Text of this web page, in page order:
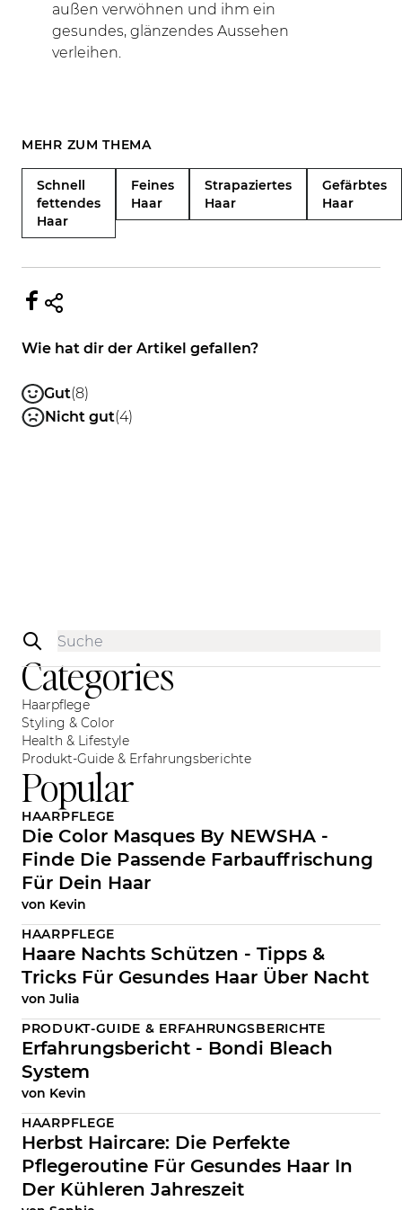
Sidebar
Categories
Haarpflege
Styling & Color
Health & Lifestyle
Produkt-Guide & Erfahrungsberichte
Popular
HAARPFLEGE
Die Color Masques By NEWSHA -
Finde Die Passende Farbauffrischung
Für Dein Haar
von Kevin
HAARPFLEGE
Haare Nachts Schützen - Tipps &
Tricks Für Gesundes Haar Über Nacht
von Julia
PRODUKT-GUIDE & ERFAHRUNGSBERICHTE
Erfahrungsbericht - Bondi Bleach
System
von Kevin
HAARPFLEGE
Herbst Haircare: Die Perfekte
Pflegeroutine Für Gesundes Haar In
Der Kühleren Jahreszeit
außen verwöhnen und ihm ein
gesundes, glänzendes Aussehen
verleihen.
MEHR ZUM THEMA
Schnell
fettendes
Haar
Feines
Haar
Strapaziertes
Haar
Gefärbtes
Haar
Wie hat dir der Artikel gefallen?
Gut(8)
Nicht gut(4)